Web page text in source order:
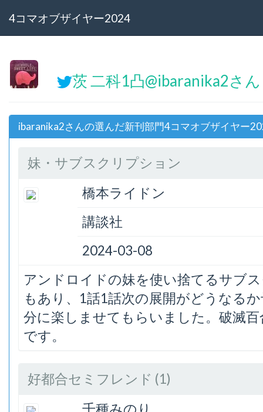
4コマオブザイヤー2024
茨 二科1凸@ibaranika2さん
ibaranika2さんの選んだ新刊部門4コマオブザイヤー
妹・サブスクリプション
橋本ライドン
講談社
2024-03-08
アンドロイドの妹を使い捨てるサブ
もあり、1話1話次の展開がどうなる
分に楽しませてもらいました。破滅
です。
好都合セミフレンド (1)